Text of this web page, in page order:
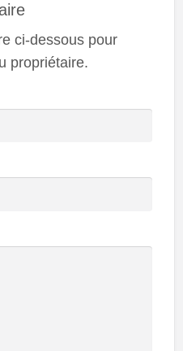
ci-dessous pour
propriétaire.